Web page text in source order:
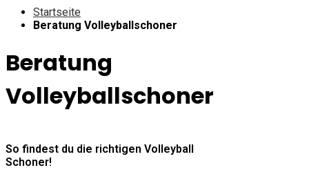
Startseite
Beratung Volleyballschoner
Beratung
Volleyballschoner
So findest du die richtigen Volleyball
Schoner!